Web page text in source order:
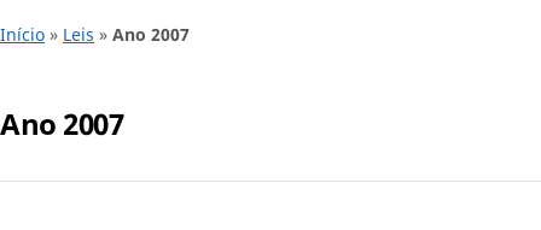
Início » Leis » Ano 2007
Ano 2007